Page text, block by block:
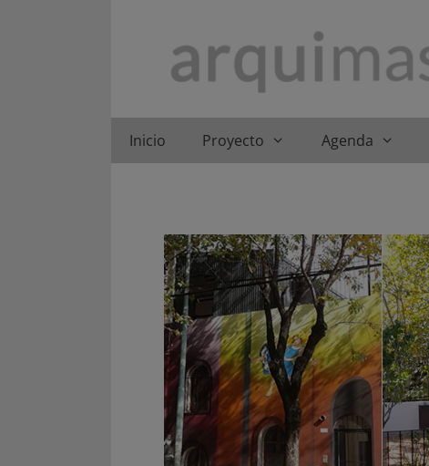
Inicio Proyecto Agenda